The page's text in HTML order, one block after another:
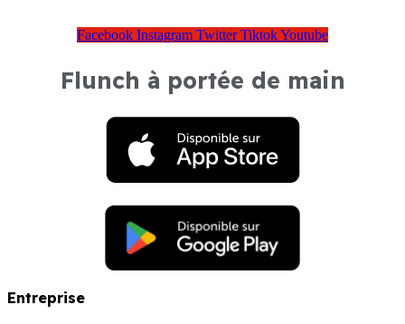
Facebook Instagram Twitter TiktokYoutube
Flunch à portée de main
Entreprise